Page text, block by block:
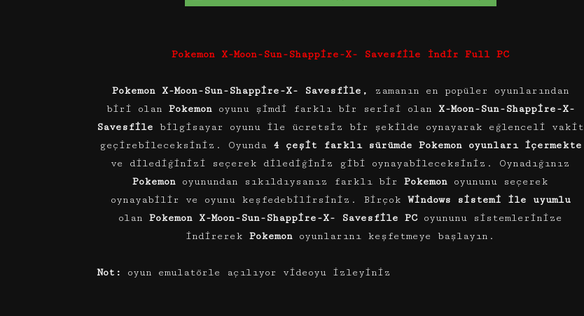
Pokemon X-Moon-Sun-Shappire-X- Savesfile İndir Full PC
Pokemon X-Moon-Sun-Shappire-X- Savesfile,
zamanın en popüler oyunlarından
biri olan Pokemonoyunu şimdi farklı bir serisi olan X-Moon-Sun-Shappire-X-
Savesfile bilgisayar oyunu ile ücretsiz bir şekilde oynayarak eğlenceli vakit
geçirebileceksiniz. Oyunda 4 çeşit farklı sürümde Pokemon oyunları içermekte
ve dilediğinizi seçerek dilediğiniz gibi oynayabileceksiniz. Oynadığınız
Pokemon oyunundan sıkıldıysanız farklı bir Pokemon oyununu seçerek
oynayabilir ve oyunu keşfedebilirsiniz. Birçok Windows sistemi ile uyumlu
olan Pokemon X-Moon-Sun-Shappire-X- Savesfile PCoyununu sistemlerinize
indirerek Pokemon oyunlarını keşfetmeye başlayın.
Not: oyun emulatörle açılıyor videoyu izleyiniz